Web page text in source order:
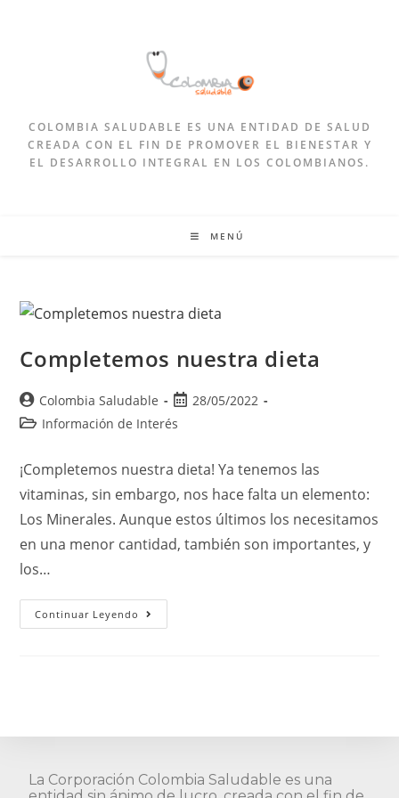
COLOMBIA SALUDABLE ES UNA ENTIDAD DE SALUD
CREADA CON EL FIN DE PROMOVER EL BIENESTAR Y
EL DESARROLLO INTEGRAL EN LOS COLOMBIANOS.
MENÚ
Completemos nuestra dieta
Colombia Saludable
28/05/2022
Información de Interés
¡Completemos nuestra dieta! Ya tenemos las
vitaminas, sin embargo, nos hace falta un elemento:
Los Minerales. Aunque estos últimos los necesitamos
en una menor cantidad, también son importantes, y
los…
Continuar Leyendo
La Corporación Colombia Saludable es una